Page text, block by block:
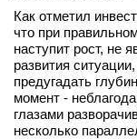
Как отметил
что при
наступит рост, не
развития
предугадать
момент -
глазами
несколько